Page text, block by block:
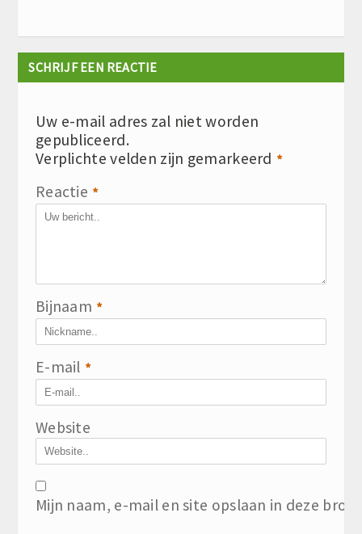
SCHRIJF EEN REACTIE
Uw e-mail adres zal niet worden
gepubliceerd.
Verplichte velden zijn gemarkeerd *
Reactie *
Bijnaam *
E-mail *
Website
Mijn naam, e-mail en site opslaan in deze